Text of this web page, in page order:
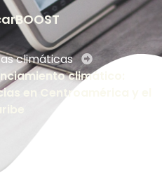
climáticas
climático:
en Centroamérica y el